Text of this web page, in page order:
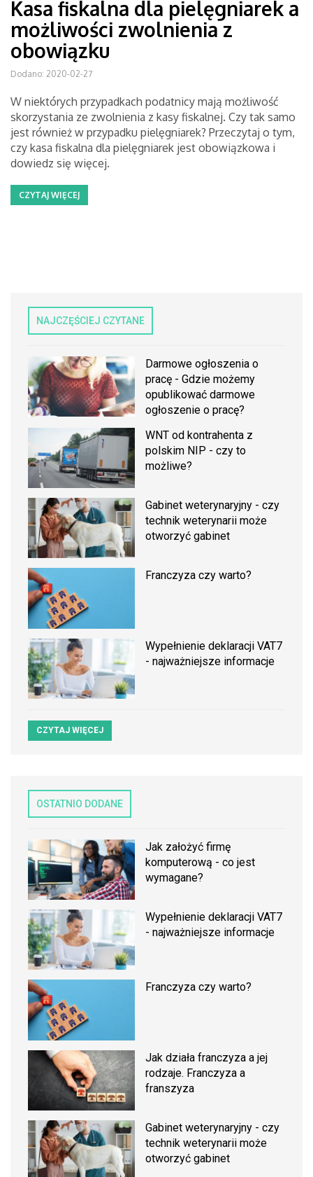
Kasa fiskalna dla pielęgniarek a
możliwości zwolnienia z
obowiązku
Dodano: 2020-02-27
W niektórych przypadkach podatnicy mają możliwość
skorzystania ze zwolnienia z kasy fiskalnej. Czy tak samo
jest również w przypadku pielęgniarek? Przeczytaj o tym,
czy kasa fiskalna dla pielęgniarek jest obowiązkowa i
dowiedz się więcej.
CZYTAJ WIĘCEJ
NAJCZĘŚCIEJ CZYTANE
Darmowe ogłoszenia o
pracę - Gdzie możemy
opublikować darmowe
ogłoszenie o pracę?
WNT od kontrahenta z
polskim NIP - czy to
możliwe?
Gabinet weterynaryjny - czy
technik weterynarii może
otworzyć gabinet
Franczyza czy warto?
Wypełnienie deklaracji VAT7
- najważniejsze informacje
CZYTAJ WIĘCEJ
OSTATNIO DODANE
Jak założyć firmę
komputerową - co jest
wymagane?
Wypełnienie deklaracji VAT7
- najważniejsze informacje
Franczyza czy warto?
Jak działa franczyza a jej
rodzaje. Franczyza a
franszyza
Gabinet weterynaryjny - czy
technik weterynarii może
otworzyć gabinet